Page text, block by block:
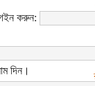
করুন:
দিন।